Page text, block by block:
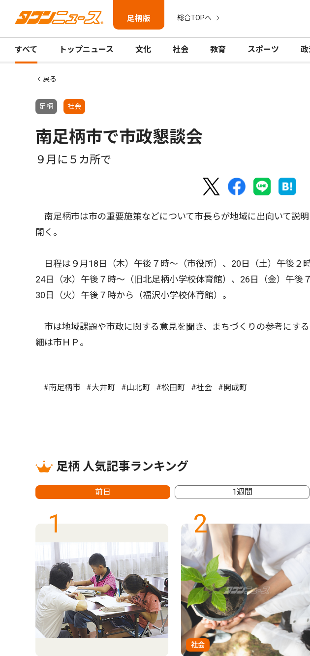
足柄版 総合TOPへ
すべて トップニュース 文化 社会 教育 スポーツ
戻る
足柄 社会
南足柄市で市政懇談会
９月に５カ所で
南足柄市は市の重要施策などについて市長らが地域に出向いて説
開く。
日程は９月18日（木）午後７時〜（市役所）、20日（土）午後２
24日（水）午後７時〜（旧北足柄小学校体育館）、26日（金）午後
30日（火）午後７時から（福沢小学校体育館）。
市は地域課題や市政に関する意見を聞き、まちづくりの参考にす
細は市ＨＰ。
#南足柄市 #大井町 #山北町 #松田町 #社会 #開成町
足柄 人気記事ランキング
前日 1週間
1 2
社会